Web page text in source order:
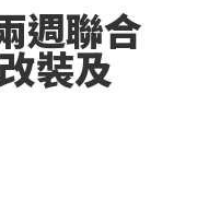
週聯合
裝及